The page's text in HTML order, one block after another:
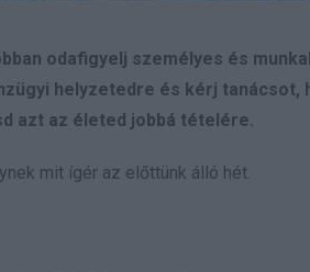
odafigyelj személyes és
helyzetedre és kérj
azt az életed jobbá tételére.
mit ígér az előttünk álló hét.